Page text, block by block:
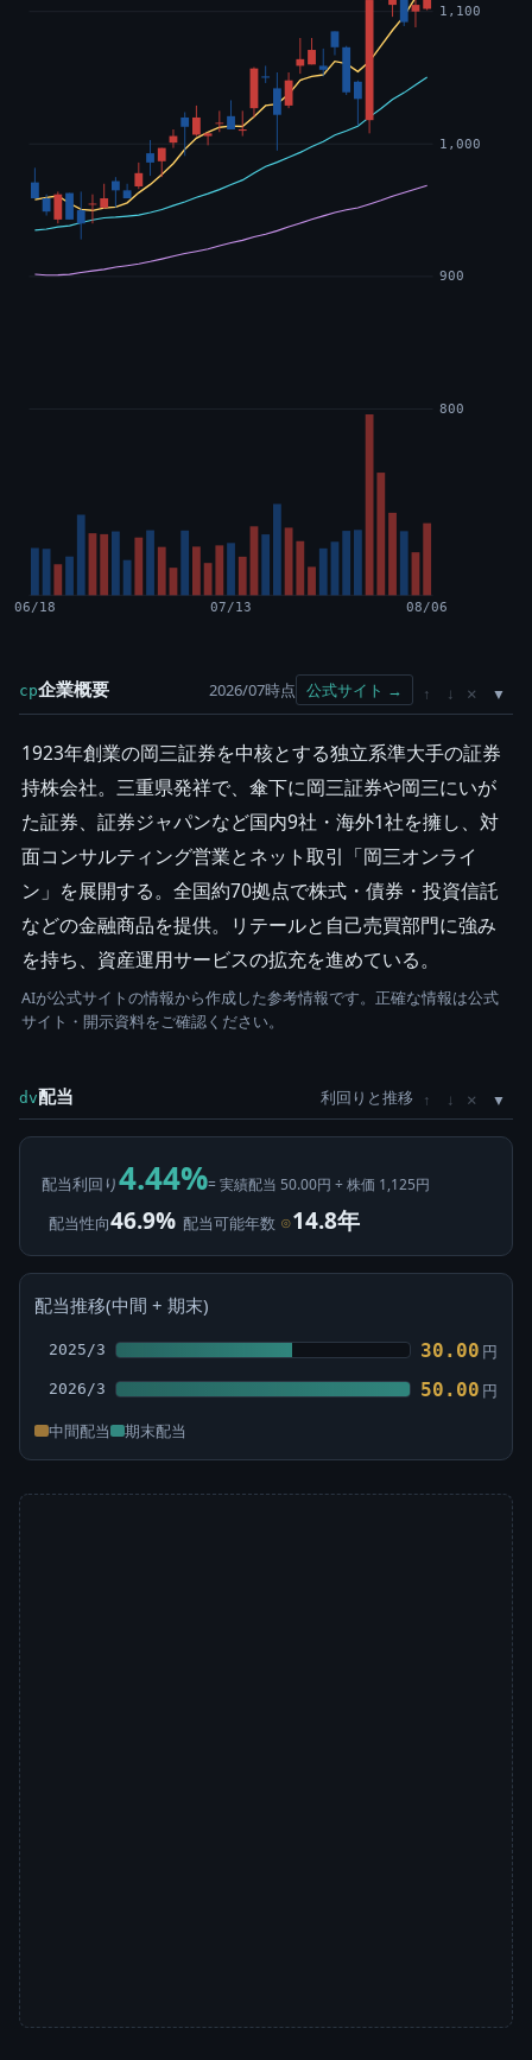
800
900
1,000
1,100
06/18 07/13 08/06
cp企業概要 2026/07時点 公式サイト → ↑ ↓ ×
1923年創業の岡三証券を中核とする独立系準大手の証券
持株会社。三重県発祥で、傘下に岡三証券や岡三にいが
た証券、証券ジャパンなど国内9社・海外1社を擁し、対
面コンサルティング営業とネット取引「岡三オンライ
ン」を展開する。全国約70拠点で株式・債券・投資信託
などの金融商品を提供。リテールと自己売買部門に強み
を持ち、資産運用サービスの拡充を進めている。
AIが公式サイトの情報から作成した参考情報です。正確な情報は公式
サイト・開示資料をご確認ください。
dv配当 利回りと推移 ↑ ↓ ×
配当利回り4.44%= 実績配当 50.00円 ÷ 株価 1,125円
配当性向46.9% 配当可能年数 ⊙14.8年
配当推移(中間 + 期末)
2025/3 30.00 円
2026/3 50.00 円
中間配当 期末配当